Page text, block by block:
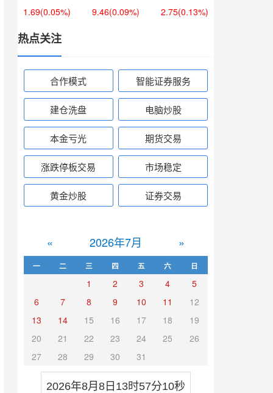
1.69(0.05%) 9.46(0.09%) 2.75(0.13%)
热点关注
合作模式 智能证券服务
建仓洗盘 电脑炒股
本金亏光 期货交易
涨跌停板交易 市场稳定
黄金炒股 证券交易
« 2026年7月 »
一 二 三 四 五 六 日
1 2 3 4
5
6
7 8 9 10 11
12
13
14 15 16 17 18
19
20
21 22 23 24 25
26
27
28 29 30 31
2026年8月8日13时57分11秒